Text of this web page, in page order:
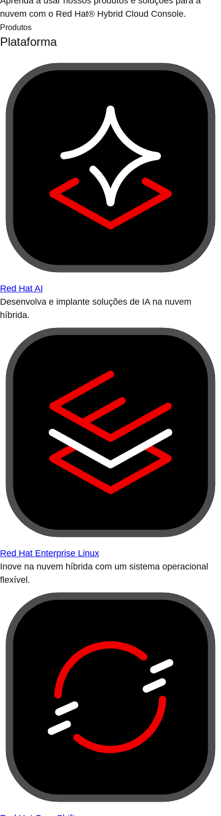
nuvem com o Red Hat® Hybrid Cloud Console.
Produtos
Plataforma
Red Hat AI
Desenvolva e implante soluções de IA na nuvem
híbrida.
Red Hat Enterprise Linux
Inove na nuvem híbrida com um sistema operacional
flexível.